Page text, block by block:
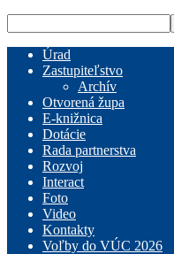
Úrad
Zastupiteľstvo
Archív
Otvorená župa
E-knižnica
Dotácie
Rada partnerstva
Rozvoj
Interact
Foto
Video
Kontakty
Voľby do VÚC 2026